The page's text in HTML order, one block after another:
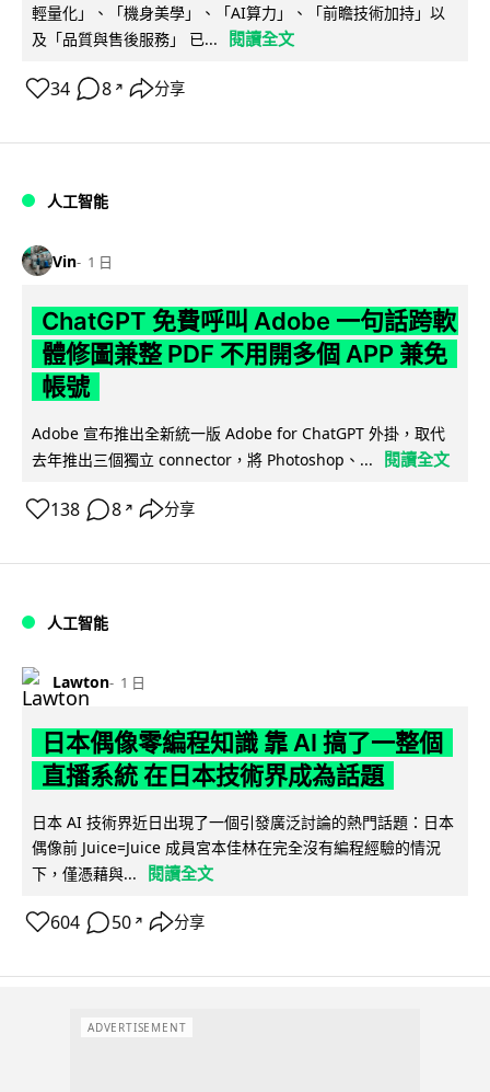
輕量化」、「機身美學」、「AI算力」、「前瞻技術加持」以
及「品質與售後服務」 已...
閱讀全文
34 8 ↗ 分享
人工智能
Vin 1 日
ChatGPT 免費呼叫 Adobe 一句話跨軟
體修圖兼整 PDF 不用開多個 APP 兼免
帳號
Adobe 宣布推出全新統一版 Adobe for ChatGPT 外掛，取代
去年推出三個獨立 connector，將 Photoshop、...
閱讀全文
138 8 ↗ 分享
人工智能
Lawton 1 日
日本偶像零編程知識 靠 AI 搞了一整個
直播系統 在日本技術界成為話題
日本 AI 技術界近日出現了一個引發廣泛討論的熱門話題：日本
偶像前 Juice=Juice 成員宮本佳林在完全沒有編程經驗的情況
下，僅憑藉與...
閱讀全文
604 50 ↗ 分享
ADVERTISEMENT